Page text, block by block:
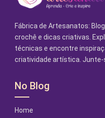
Fábrica de Artesanatos:
crochê e dicas criativas.
técnicas e encontre
criatividade artística. Junte-
No Blog
Home